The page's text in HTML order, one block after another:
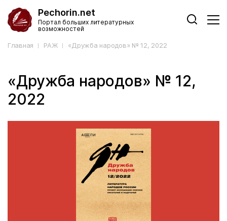
Pechorin.net
Портал больших литературных
возможностей
Главная РАЖ «Дружба народов» № 12, 2022
«Дружба народов» № 12,
2022